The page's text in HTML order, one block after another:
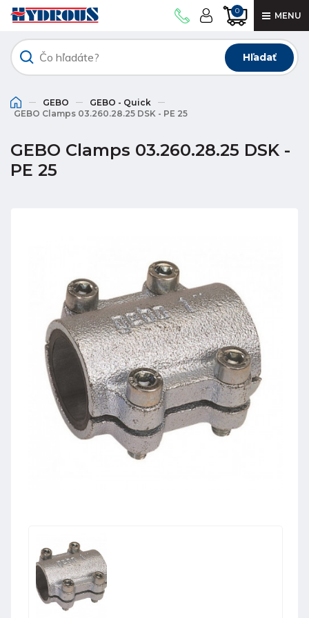
0 MENU
Hľadať
GEBO
GEBO - Quick
GEBO Clamps 03.260.28.25 DSK - PE 25
GEBO Clamps 03.260.28.25 DSK -
PE 25